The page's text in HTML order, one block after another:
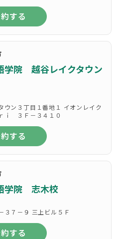
する
学院 越谷レイクタウン
ウン３丁目１番地１ イオンレイク
ｉ ３Ｆ－３４１０
する
学院 志木校
３７－９ 三上ビル５Ｆ
する